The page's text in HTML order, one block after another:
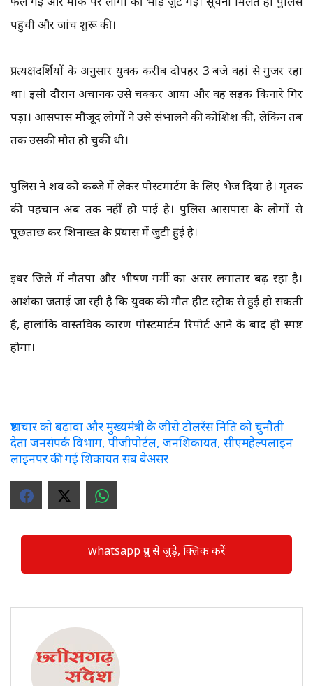
पहुंची और जांच शुरू की।
प्रत्यक्षदर्शियों के अनुसार युवक करीब दोपहर 3 बजे वहां से गुजर रहा
था। इसी दौरान अचानक उसे चक्कर आया और वह सड़क किनारे गिर
पड़ा। आसपास मौजूद लोगों ने उसे संभालने की कोशिश की, लेकिन तब
तक उसकी मौत हो चुकी थी।
पुलिस ने शव को कब्जे में लेकर पोस्टमार्टम के लिए भेज दिया है। मृतक
की पहचान अब तक नहीं हो पाई है। पुलिस आसपास के लोगों से
पूछताछ कर शिनाख्त के प्रयास में जुटी हुई है।
इधर जिले में नौतपा और भीषण गर्मी का असर लगातार बढ़ रहा है।
आशंका जताई जा रही है कि युवक की मौत हीट स्ट्रोक से हुई हो सकती
है, हालांकि वास्तविक कारण पोस्टमार्टम रिपोर्ट आने के बाद ही स्पष्ट
होगा।
भ्रष्टाचार को बढ़ावा और मुख्यमंत्री के जीरो टोलरेंस निति को चुनौती
देता जनसंपर्क विभाग, पीजीपोर्टल, जनशिकायत, सीएमहेल्पलाइन
लाइनपर की गई शिकायत सब बेअसर
whatsapp ग्रुप से जुड़े, क्लिक करें